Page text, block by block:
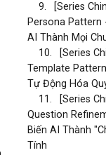
9.
[Series
Persona Pattern
AI Thành Mọi
10.
[Series
Template
Tự Động Hóa
11.
[Series
Question
Biến AI Thành
Tính